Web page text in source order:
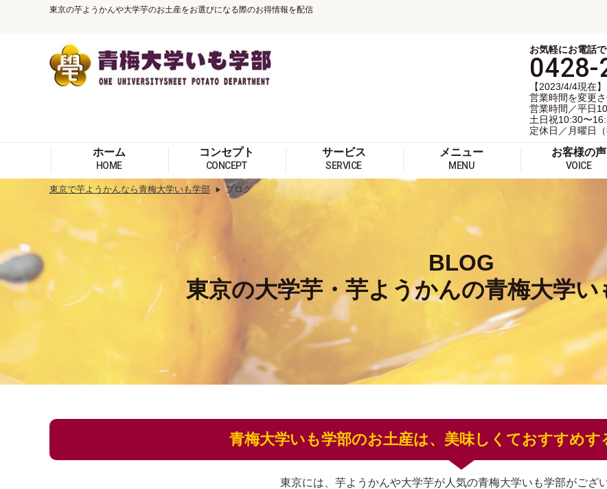
東京の芋ようかんや大学芋のお土産をお選びになる際のお得情報を配信
お気軽にお電話
0428-
【2023/4/4現在】
営業時間を変更
営業時間／平日
土日祝10:30〜
定休日／月曜日
ホーム
HOME
コンセプト
CONCEPT
サービス
SERVICE
メニュー
MENU
お客様の声
VOICE
東京で芋ようかんなら青梅大学いも学部 ブログ
BLOG
東京の大学芋・芋ようかんの青梅大学
青梅大学いも学部のお土産は、美味しくておすすめす
東京には、芋ようかんや大学芋が人気の青梅大学いも学部がござい